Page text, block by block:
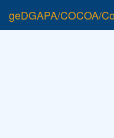
geDGAPA/COCOA/